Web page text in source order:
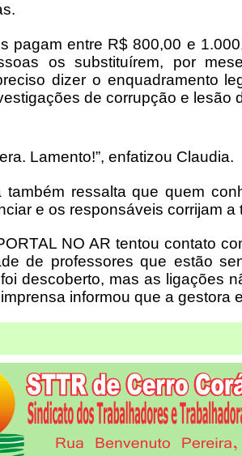
pagam entre R$ 800,00 e
os substituírem, por
dizer o enquadramento
de corrupção e lesão
Lamento!”, enfatizou Claudia.
também ressalta que quem
e os responsáveis corrijam a
NO AR tentou contato
de professores que estão
descoberto, mas as ligações
informou que a gestora